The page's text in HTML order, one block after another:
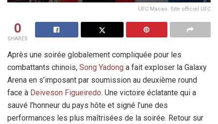
UFC Macao. Site officiel UFC
0
SHARES
Après une soirée globalement compliquée pour les
combattants chinois, Song Yadong a fait exploser la Galaxy
Arena en s’imposant par soumission au deuxième round
face à Deiveson Figueiredo. Une victoire éclatante qui a
sauvé l’honneur du pays hôte et signé l’une des
performances les plus maîtrisées de la soirée. Retour sur